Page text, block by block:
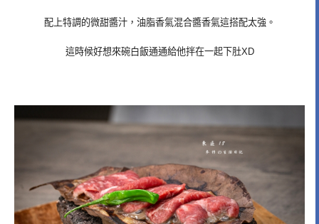
配上特調的微甜醬汁，油脂香氣混合醬香氣這搭配太強。
這時候好想來碗白飯通通給他拌在一起下肚XD